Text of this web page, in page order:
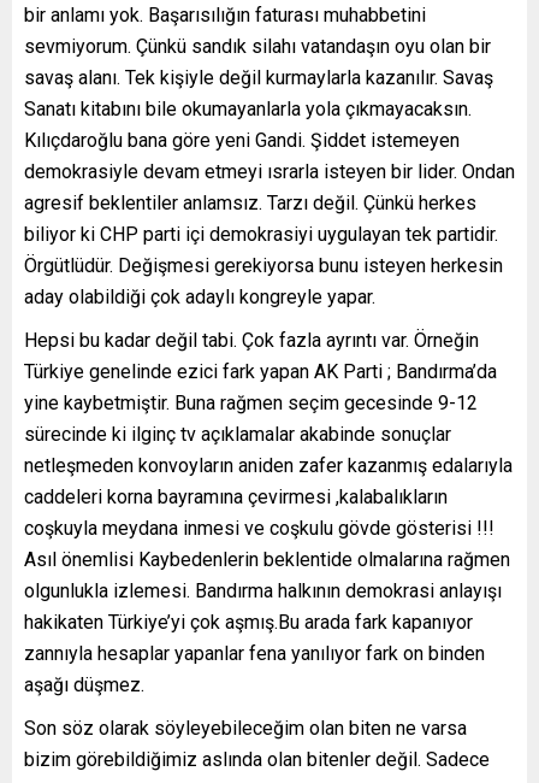
bir anlamı yok. Başarısılığın faturası muhabbetini
sevmiyorum. Çünkü sandık silahı vatandaşın oyu olan bir
savaş alanı. Tek kişiyle değil kurmaylarla kazanılır. Savaş
Sanatı kitabını bile okumayanlarla yola çıkmayacaksın.
Kılıçdaroğlu bana göre yeni Gandi. Şiddet istemeyen
demokrasiyle devam etmeyi ısrarla isteyen bir lider. Ondan
agresif beklentiler anlamsız. Tarzı değil. Çünkü herkes
biliyor ki CHP parti içi demokrasiyi uygulayan tek partidir.
Örgütlüdür. Değişmesi gerekiyorsa bunu isteyen herkesin
aday olabildiği çok adaylı kongreyle yapar.
Hepsi bu kadar değil tabi. Çok fazla ayrıntı var. Örneğin
Türkiye genelinde ezici fark yapan AK Parti ; Bandırma’da
yine kaybetmiştir. Buna rağmen seçim gecesinde 9-12
sürecinde ki ilginç tv açıklamalar akabinde sonuçlar
netleşmeden konvoyların aniden zafer kazanmış edalarıyla
caddeleri korna bayramına çevirmesi ,kalabalıkların
coşkuyla meydana inmesi ve coşkulu gövde gösterisi !!!
Asıl önemlisi Kaybedenlerin beklentide olmalarına rağmen
olgunlukla izlemesi. Bandırma halkının demokrasi anlayışı
hakikaten Türkiye’yi çok aşmış.Bu arada fark kapanıyor
zannıyla hesaplar yapanlar fena yanılıyor fark on binden
aşağı düşmez.
Son söz olarak söyleyebileceğim olan biten ne varsa
bizim görebildiğimiz aslında olan bitenler değil. Sadece